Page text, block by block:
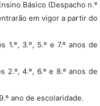
Básico (Despacho n.º
em vigor a partir do
1.º, 3.º, 5.º e 7.º anos de
2.º, 4.º, 6.º e 8.º anos de
ano de escolaridade.